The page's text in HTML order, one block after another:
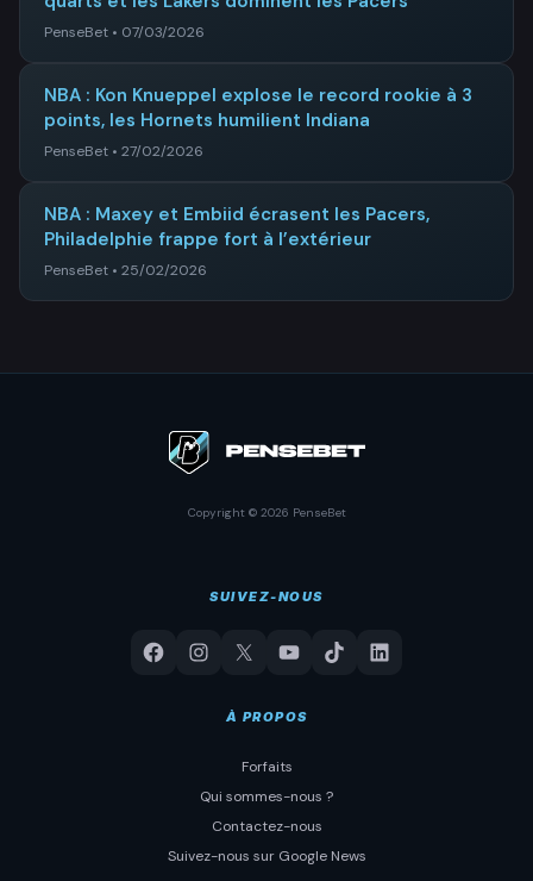
PenseBet • 07/03/2026
NBA : Kon Knueppel explose le record rookie à 3
points, les Hornets humilient Indiana
PenseBet • 27/02/2026
NBA : Maxey et Embiid écrasent les Pacers,
Philadelphie frappe fort à l’extérieur
PenseBet • 25/02/2026
Copyright © 2026 PenseBet
SUIVEZ-NOUS
À PROPOS
Forfaits
Qui sommes-nous ?
Contactez-nous
Suivez-nous sur Google News